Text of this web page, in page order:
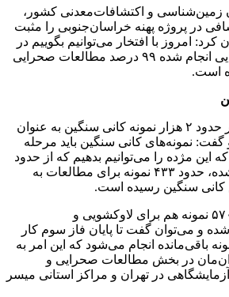
زمین‌شناسی و اکتشافات‌معدنی کشور،
در پروژه پهنه خراسان‌جنوبی را مثبت
امروز با افتخار می‌توانیم بگوییم در
سه فاز مطالعات صحرایی انجام شده ۹۹ درصد مطالعات صحرایی
است.
درّی، از انجام مطالعه بر حدود ۲ هزار نمونه کانی سنگین به عنوان
گفت: نمونه‌های کانی سنگین باید مرحله
این مژده را می‌توانیم بدهیم که از حدود
۲ هزار نمونه پیش‌بینی شده، حدود ۴۳۳ نمونه‌ برای مطالعات به
سنگین رسیده است.
وی ادامه‌داد: افزون بر ۵۷۰ نمونه هم برای لاوکشویی و
و می‌توان گفت تا پایان فاز سوم کار
حدود ۶۵۰ نمونه‌ باقی‌مانده انجام می‌شود که این امر به
در بخش مطالعات صحرایی و
در تهران و مراکز استانی میسر